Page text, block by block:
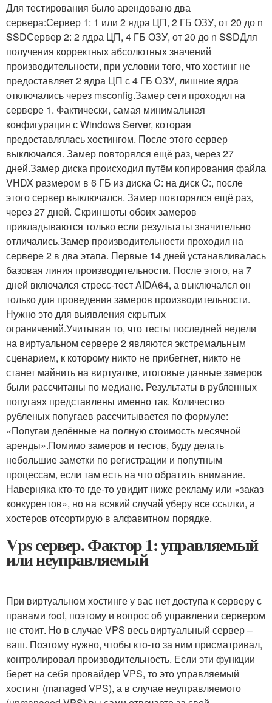
Для тестирования было арендовано два
сервера:Сервер 1: 1 или 2 ядра ЦП, 2 ГБ ОЗУ, от 20 до n
SSDСервер 2: 2 ядра ЦП, 4 ГБ ОЗУ, от 20 до n SSDДля
получения корректных абсолютных значений
производительности, при условии того, что хостинг не
предоставляет 2 ядра ЦП с 4 ГБ ОЗУ, лишние ядра
отключались через msconfig.Замер сети проходил на
сервере 1. Фактически, самая минимальная
конфигурация с Windows Server, которая
предоставлялась хостингом. После этого сервер
выключался. Замер повторялся ещё раз, через 27
дней.Замер диска происходил путём копирования файла
VHDX размером в 6 ГБ из диска C: на диск C:, после
этого сервер выключался. Замер повторялся ещё раз,
через 27 дней. Скриншоты обоих замеров
прикладываются только если результаты значительно
отличались.Замер производительности проходил на
сервере 2 в два этапа. Первые 14 дней устанавливалась
базовая линия производительности. После этого, на 7
дней включался стресс-тест AIDA64, а выключался он
только для проведения замеров производительности.
Нужно это для выявления скрытых
ограничений.Учитывая то, что тесты последней недели
на виртуальном сервере 2 являются экстремальным
сценарием, к которому никто не прибегнет, никто не
станет майнить на виртуалке, итоговые данные замеров
были рассчитаны по медиане. Результаты в рубленных
попугаях представлены именно так. Количество
рубленых попугаев рассчитывается по формуле:
«Попугаи делённые на полную стоимость месячной
аренды».Помимо замеров и тестов, буду делать
небольшие заметки по регистрации и попутным
процессам, если там есть на что обратить внимание.
Наверняка кто-то где-то увидит ниже рекламу или «заказ
конкурентов», но на всякий случай уберу все ссылки, а
хостеров отсортирую в алфавитном порядке.
Vps сервер. Фактор 1: управляемый
или неуправляемый
При виртуальном хостинге у вас нет доступа к серверу с
правами root, поэтому и вопрос об управлении сервером
не стоит. Но в случае VPS весь виртуальный сервер –
ваш. Поэтому нужно, чтобы кто-то за ним присматривал,
контролировал производительность. Если эти функции
берет на себя провайдер VPS, то это управляемый
хостинг (managed VPS), а в случае неуправляемого